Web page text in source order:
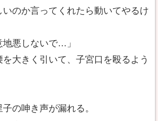
いのか言ってくれたら動いてやるけ
地悪しないで…」
大きく引いて、子宮口を殴るよう
の呻き声が漏れる。